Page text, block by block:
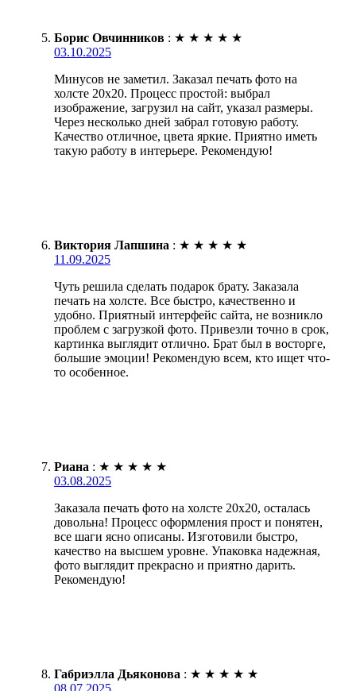
Борис Овчинников : ★ ★ ★ ★ ★
03.10.2025
Минусов не заметил. Заказал печать фото на
холсте 20х20. Процесс простой: выбрал
изображение, загрузил на сайт, указал размеры.
Через несколько дней забрал готовую работу.
Качество отличное, цвета яркие. Приятно иметь
такую работу в интерьере. Рекомендую!
Виктория Лапшина : ★ ★ ★ ★ ★
11.09.2025
Чуть решила сделать подарок брату. Заказала
печать на холсте. Все быстро, качественно и
удобно. Приятный интерфейс сайта, не возникло
проблем с загрузкой фото. Привезли точно в срок,
картинка выглядит отлично. Брат был в восторге,
большие эмоции! Рекомендую всем, кто ищет что-
то особенное.
Риана : ★ ★ ★ ★ ★
03.08.2025
Заказала печать фото на холсте 20х20, осталась
довольна! Процесс оформления прост и понятен,
все шаги ясно описаны. Изготовили быстро,
качество на высшем уровне. Упаковка надежная,
фото выглядит прекрасно и приятно дарить.
Рекомендую!
Габриэлла Дьяконова : ★ ★ ★ ★ ★
08.07.2025